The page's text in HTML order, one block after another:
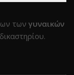
των γυναικών